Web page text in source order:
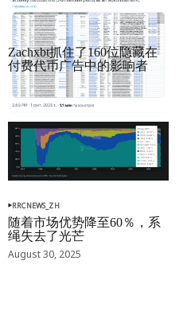
RRCNEWS_ZH
Zachxbt抓住了160位隐藏在
付费代币广告中的影响者
September 01, 2025
RRCNEWS_ZH
随着市场优势降至60％，系
绳失去了光芒
August 30, 2025